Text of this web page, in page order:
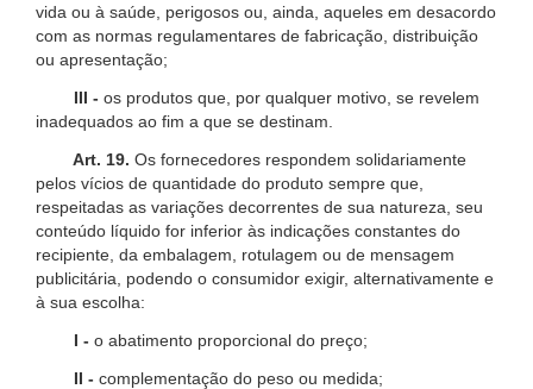
vida ou à saúde, perigosos ou, ainda, aqueles em desacordo
com as normas regulamentares de fabricação, distribuição
ou apresentação;
III - os produtos que, por qualquer motivo, se revelem
inadequados ao fim a que se destinam.
Art. 19. Os fornecedores respondem solidariamente
pelos vícios de quantidade do produto sempre que,
respeitadas as variações decorrentes de sua natureza, seu
conteúdo líquido for inferior às indicações constantes do
recipiente, da embalagem, rotulagem ou de mensagem
publicitária, podendo o consumidor exigir, alternativamente e
à sua escolha:
I - o abatimento proporcional do preço;
II - complementação do peso ou medida;